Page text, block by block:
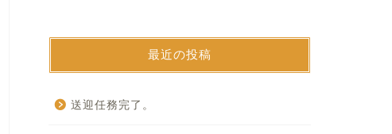
最近の投稿
送迎任務完了。